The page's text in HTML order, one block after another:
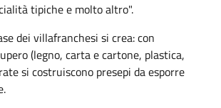
tipiche e molto altro".
dei villafranchesi si crea: con
(legno, carta e cartone, plastica,
si costruiscono presepi da esporre